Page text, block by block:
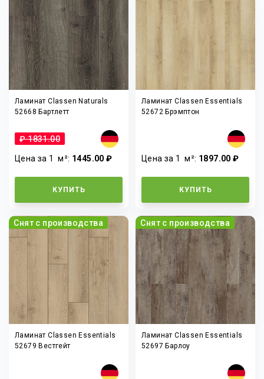
Ламинат Classen Naturals
52668 Бартлетт
₽ 1831.00
Цена за 1м²: 1445.00 ₽
КУПИТЬ
Ламинат Classen Essentials
52672 Брэмптон
Цена за 1м²: 1897.00 ₽
КУПИТЬ
Снят с производства
Ламинат Classen Essentials
52679 Вестгейт
Снят с производства
Ламинат Classen Essentials
52697 Барлоу